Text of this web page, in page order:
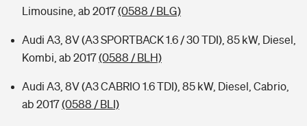
Limousine, ab 2017(0588 / BLG)
Audi A3, 8V (A3 SPORTBACK 1.6 / 30 TDI), 85 kW, Diesel,
Kombi, ab 2017(0588 / BLH)
Audi A3, 8V (A3 CABRIO 1.6 TDI), 85 kW, Diesel, Cabrio,
ab 2017(0588 / BLI)